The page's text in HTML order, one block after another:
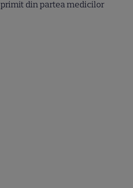
primit din partea medicilor